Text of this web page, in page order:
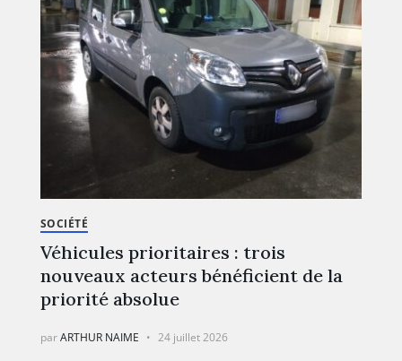
SOCIÉTÉ
Véhicules prioritaires : trois
nouveaux acteurs bénéficient de la
priorité absolue
parARTHUR NAIME 24 juillet 2026